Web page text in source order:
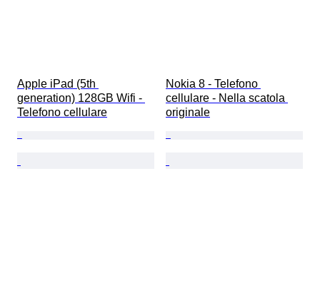
Apple iPad (5th
generation) 128GB Wifi -
Telefono cellulare
Nokia 8 - Telefono
cellulare - Nella scatola
originale